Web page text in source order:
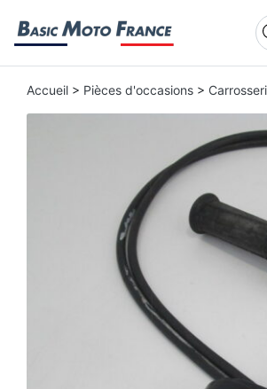
Accueil > Pièces d'occasions >